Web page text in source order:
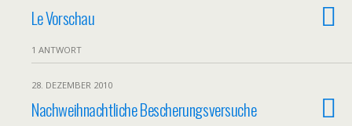
Le Vorschau
1 ANTWORT
28. DEZEMBER 2010
Nachweihnachtliche Bescherungsversuche